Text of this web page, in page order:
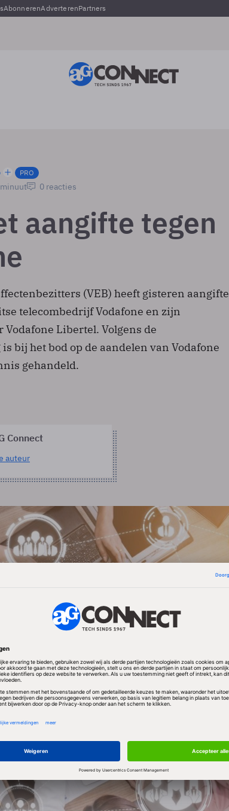
AbonnerenAdverterenPartners
PRO
0 reacties
aangifte tegen
(VEB) heeft gisteren aangifte
telecombedrijf Vodafone en zijn
Vodafone Libertel. Volgens de
bij het bod op de aandelen van Vodafone
gehandeld.
Connect
auteur